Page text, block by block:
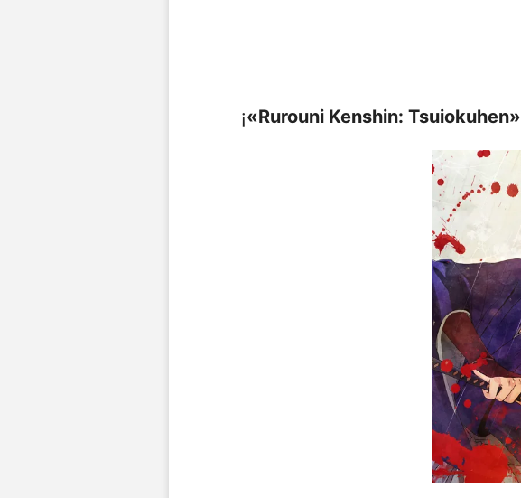
¡«Rurouni Kenshin: Tsuiokuhen»